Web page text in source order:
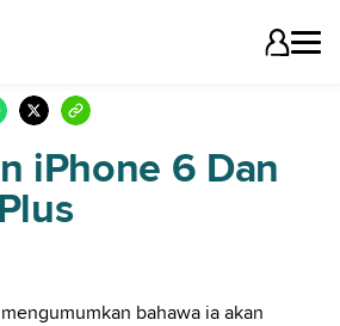
iPhone 6 Dan
bahawa ia akan